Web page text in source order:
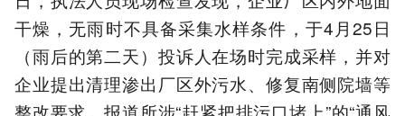
干燥，无雨时不具备采集水样条件，于4月25日
（雨后的第二天）投诉人在场时完成采样，并对
企业提出清理渗出厂区外污水、修复南侧院墙等
整改要求。报道所涉“赶紧把排污口堵上”的“通风